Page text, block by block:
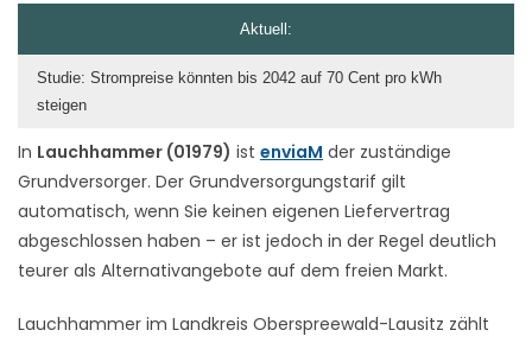
In Lauchhammer (01979) ist enviaM der zuständige
Grundversorger. Der Grundversorgungstarif gilt
automatisch, wenn Sie keinen eigenen Liefervertrag
abgeschlossen haben – er ist jedoch in der Regel deutlich
teurer als Alternativangebote auf dem freien Markt.
Lauchhammer im Landkreis Oberspreewald-Lausitz zählt
Aktuell:
Studie: Strompreise könnten bis 2042 auf 70 Cent pro kWh
steigen